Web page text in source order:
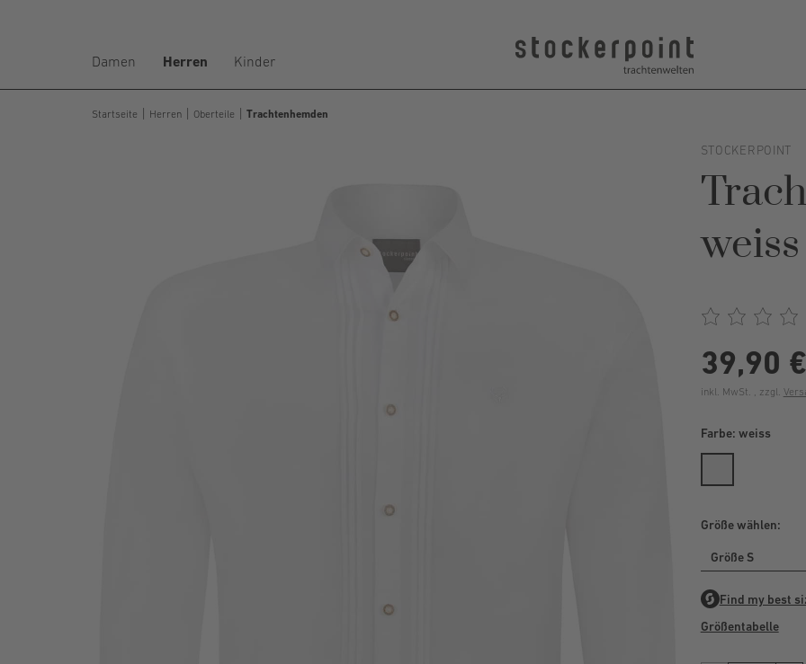
Damen Herren Kinder
Startseite Herren Oberteile Trachtenhemden
STOCKERPOINT
weiss
39,90 €
inkl. MwSt. , zzgl.
Farbe: weiss
Größe wählen:
Größe S
Größentabelle